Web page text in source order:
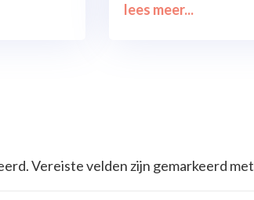
lees meer...
Vereiste velden zijn gemarkeerd met